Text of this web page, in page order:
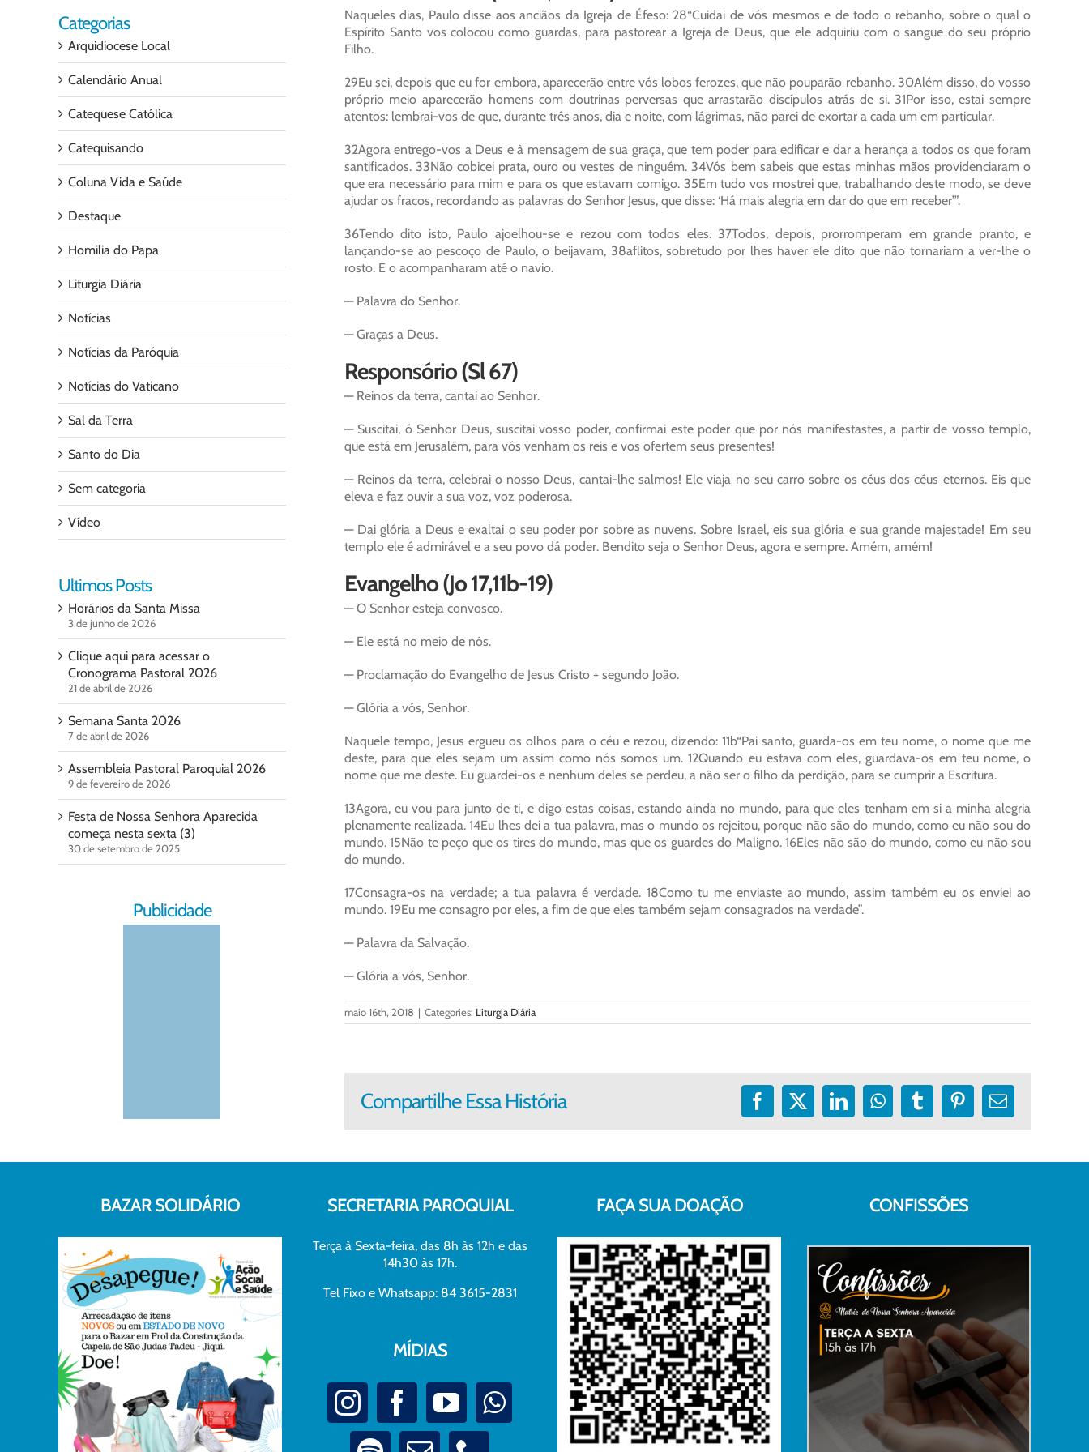
Naqueles dias, Paulo disse aos anciãos da Igreja de Éfeso: 28“Cuidai de vós mesmos e de todo o rebanho, sobre o qual o
Espírito Santo vos colocou como guardas, para pastorear a Igreja de Deus, que ele adquiriu com o sangue do seu próprio
Filho.
29Eu sei, depois que eu for embora, aparecerão entre vós lobos ferozes, que não pouparão rebanho. 30Além disso, do vosso
próprio meio aparecerão homens com doutrinas perversas que arrastarão discípulos atrás de si. 31Por isso, estai sempre
atentos: lembrai-vos de que, durante três anos, dia e noite, com lágrimas, não parei de exortar a cada um em particular.
32Agora entrego-vos a Deus e à mensagem de sua graça, que tem poder para edificar e dar a herança a todos os que foram
santificados. 33Não cobicei prata, ouro ou vestes de ninguém. 34Vós bem sabeis que estas minhas mãos providenciaram o
que era necessário para mim e para os que estavam comigo. 35Em tudo vos mostrei que, trabalhando deste modo, se deve
ajudar os fracos, recordando as palavras do Senhor Jesus, que disse: ‘Há mais alegria em dar do que em receber’”.
36Tendo dito isto, Paulo ajoelhou-se e rezou com todos eles. 37Todos, depois, prorromperam em grande pranto, e
lançando-se ao pescoço de Paulo, o beijavam, 38aflitos, sobretudo por lhes haver ele dito que não tornariam a ver-lhe o
rosto. E o acompanharam até o navio.
— Palavra do Senhor.
— Graças a Deus.
Responsório (Sl 67)
— Reinos da terra, cantai ao Senhor.
— Suscitai, ó Senhor Deus, suscitai vosso poder, confirmai este poder que por nós manifestastes, a partir de vosso templo,
que está em Jerusalém, para vós venham os reis e vos ofertem seus presentes!
— Reinos da terra, celebrai o nosso Deus, cantai-lhe salmos! Ele viaja no seu carro sobre os céus dos céus eternos. Eis que
eleva e faz ouvir a sua voz, voz poderosa.
— Dai glória a Deus e exaltai o seu poder por sobre as nuvens. Sobre Israel, eis sua glória e sua grande majestade! Em seu
templo ele é admirável e a seu povo dá poder. Bendito seja o Senhor Deus, agora e sempre. Amém, amém!
Evangelho (Jo 17,11b-19)
— O Senhor esteja convosco.
— Ele está no meio de nós.
— Proclamação do Evangelho de Jesus Cristo + segundo João.
— Glória a vós, Senhor.
Naquele tempo, Jesus ergueu os olhos para o céu e rezou, dizendo: 11b“Pai santo, guarda-os em teu nome, o nome que me
deste, para que eles sejam um assim como nós somos um. 12Quando eu estava com eles, guardava-os em teu nome, o
nome que me deste. Eu guardei-os e nenhum deles se perdeu, a não ser o filho da perdição, para se cumprir a Escritura.
13Agora, eu vou para junto de ti, e digo estas coisas, estando ainda no mundo, para que eles tenham em si a minha alegria
plenamente realizada. 14Eu lhes dei a tua palavra, mas o mundo os rejeitou, porque não são do mundo, como eu não sou do
mundo. 15Não te peço que os tires do mundo, mas que os guardes do Maligno. 16Eles não são do mundo, como eu não sou
do mundo.
17Consagra-os na verdade; a tua palavra é verdade. 18Como tu me enviaste ao mundo, assim também eu os enviei ao
mundo. 19Eu me consagro por eles, a fim de que eles também sejam consagrados na verdade”.
— Palavra da Salvação.
— Glória a vós, Senhor.
maio 16th, 2018 | Categories: Liturgia Diária
Compartilhe Essa História Facebook
X LinkedInWhatsApp
TumblrPinterest
E-
Categorias
Arquidiocese Local
Calendário Anual
Catequese Católica
Catequisando
Coluna Vida e Saúde
Destaque
Homilia do Papa
Liturgia Diária
Notícias
Notícias da Paróquia
Notícias do Vaticano
Sal da Terra
Santo do Dia
Sem categoria
Vídeo
Ultimos Posts
Horários da Santa Missa
3 de junho de 2026
Clique aqui para acessar o
Cronograma Pastoral 2026
21 de abril de 2026
Semana Santa 2026
7 de abril de 2026
Assembleia Pastoral Paroquial 2026
9 de fevereiro de 2026
Festa de Nossa Senhora Aparecida
começa nesta sexta (3)
30 de setembro de 2025
Publicidade
BAZAR SOLIDÁRIO SECRETARIA PAROQUIAL
Terça à Sexta-feira, das 8h às 12h e das
14h30 às 17h.
Tel Fixo e Whatsapp: 84 3615-2831
MÍDIAS
FAÇA SUA DOAÇÃO CONFISSÕES